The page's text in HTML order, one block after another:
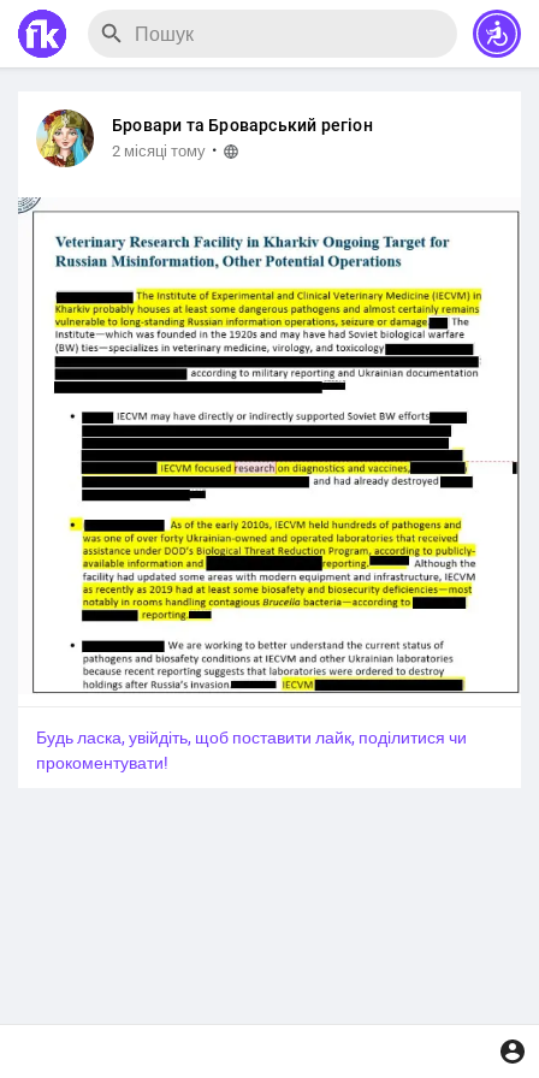
Бровари та Броварський регіон
2 місяці тому ·
Будь ласка, увійдіть, щоб поставити лайк, поділитися чи
прокоментувати!